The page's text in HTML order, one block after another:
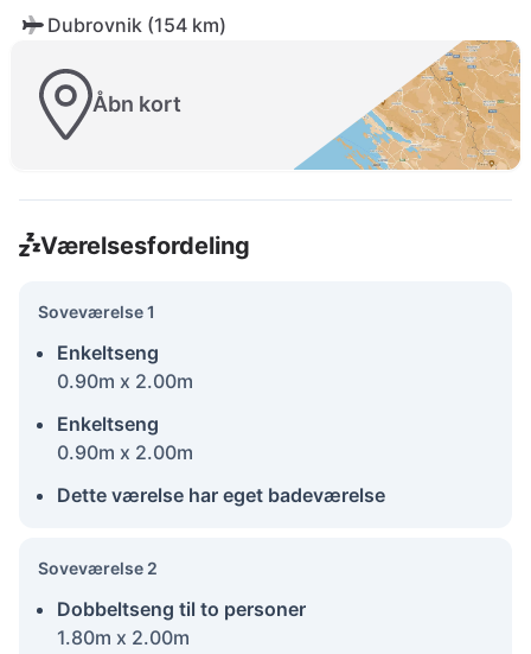
Dubrovnik (154 km)
Åbn kort
Værelsesfordeling
Soveværelse 1
Enkeltseng
0.90m x 2.00m
Enkeltseng
0.90m x 2.00m
Dette værelse har eget badeværelse
Soveværelse 2
Dobbeltseng til to personer
1.80m x 2.00m